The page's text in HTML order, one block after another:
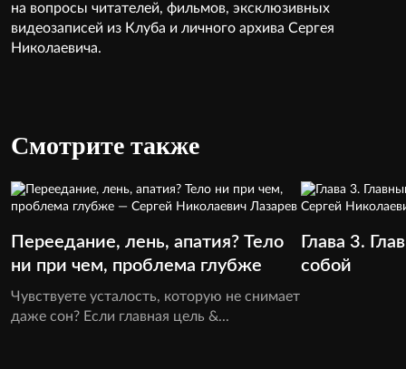
на вопросы читателей, фильмов, эксклюзивных
видеозаписей из Клуба и личного архива Сергея
Николаевича.
Смотрите также
Переедание, лень, апатия? Тело
ни при чем, проблема глубже
Чувствуете усталость, которую не снимает
даже сон? Если главная цель &...
Глава 3.
собой